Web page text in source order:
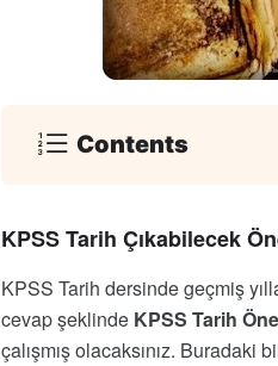
Contents
KPSS Tarih Çıkabilecek
KPSS Tarih dersinde geçmiş
cevap şeklinde KPSS Tarih
çalışmış olacaksınız.